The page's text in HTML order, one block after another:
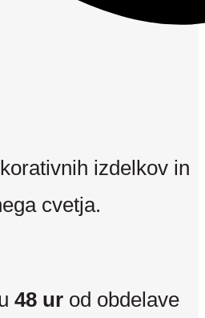
izdelkov in
cvetja.
48 ur od obdelave